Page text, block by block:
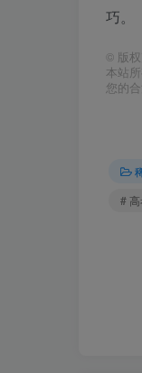
巧。
© 版
本站
您的
#